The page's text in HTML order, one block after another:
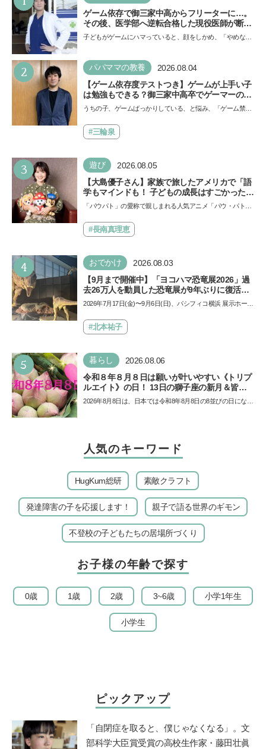
ゲーム依存で御三家中高からフリーターに…。
その後、医学部へ逆転合格した現役医師が断言
「ゲームの経験が受験勉強に役立った」そう考
子どもがゲームにハマっていると、顔をしかめ、「やめなさ
い…
2 パパママの教養 2026.08.04
【ゲーム依存度テストつき】ゲームが上手い子
は勉強もできる？御三家中高卒でゲーマーの医
師・阿部智史さんが教えるゲームしながら受験
うちの子、ゲームばっかりしている、と悩み、「ゲーム禁
も…
#三輪泉
3 遊び 2026.08.05
【大島優子さん】家族で旅したアメリカで「語
学もマインドも！ 子どもの成長はすごかった」
声優をつとめた映画『パウ・パトロール ザ・ダ
できると子どもに知ってほしい
「パウパト」の愛称で親しまれる人気アニメ「パウ・パトロ
ザ…
#長南真理恵
4 おでかけ 2026.08.03
【9月まで開催中】「ヨコハマ恐竜展2026」過
去26万人を動員した恐竜展が9年ぶりに復活！
夏休みのおでかけで楽しむポイントを完全ガイ
2026年7月17日(金)〜9月6日(日)、パシフィコ横浜 展示ホール
催…
#北本祐子
5 暮らし 2026.08.06
令和８年８月８日は願いが叶いやすい《トリプ
ルエイト》の日！ 13日の獅子座の新月＆皆既
日食の影響にも注目
2026年8月8日は、日本では令和8年8月8日の8並びの日になり
人気のキーワード
HugKum総研 素敵クラフト
発達障害の子を応援します！ 親子で語る世界のギモン
不登校の子どもたちの居場所づくり
お子様の年齢で探す
0歳 1歳 2歳 3~6歳 小学1年生
小学生
ピックアップ
「自閉症を取ると、僕じゃなくなる」。文
部科学大臣賞受賞の高校生作家・藤田壮眞